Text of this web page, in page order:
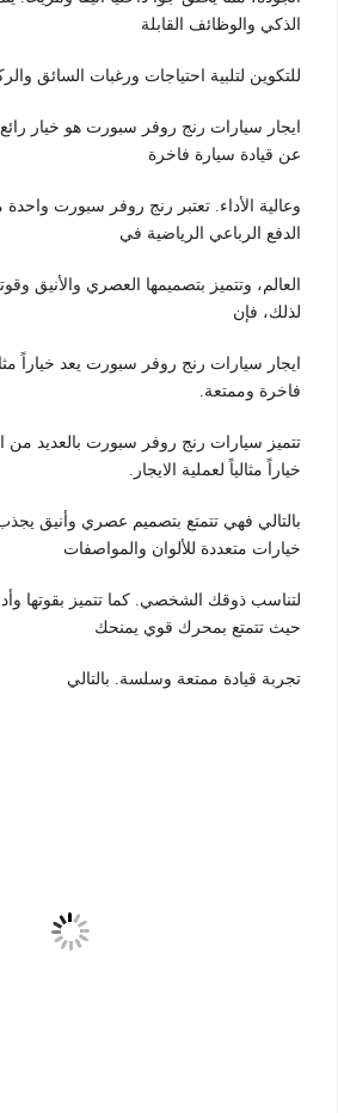
الذكي والوظائف القابلة
للتكوين لتلبية احتياجات ورغبات السائق
ايجار سيارات رنج روفر سبورت هو خيار
عن قيادة سيارة فاخرة
وعالية الأداء. تعتبر رنج روفر سبورت
الدفع الرباعي الرياضية في
العالم، وتتميز بتصميمها العصري والأنيق
لذلك، فإن
ايجار سيارات رنج روفر سبورت يعد خياراً
فاخرة وممتعة.
تتميز سيارات رنج روفر سبورت بالعديد من
خياراً مثالياً لعملية الايجار.
بالتالي فهي تتمتع بتصميم عصري وأنيق يجذب
خيارات متعددة للألوان والمواصفات
لتناسب ذوقك الشخصي. كما تتميز بقوتها
حيث تتمتع بمحرك قوي يمنحك
تجربة قيادة ممتعة وسلسة. بالتالي